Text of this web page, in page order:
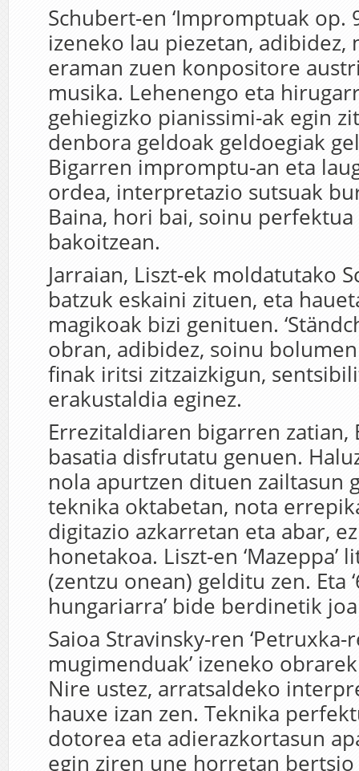
Schubert-en ‘Impromptuak op.
izeneko lau piezetan,
eraman zuen konpositore
musika. Lehenengo eta
gehiegizko pianissimi-ak egin
denbora geldoak geldoegiak
Bigarren impromptu-an eta
ordea, interpretazio sutsuak
Baina, hori bai, soinu
bakoitzean.
Jarraian, Liszt-ek moldatutako
batzuk eskaini zituen, eta
magikoak bizi genituen.
obran, adibidez, soinu
finak iritsi zitzaizkigun,
erakustaldia eginez.
Errezitaldiaren bigarren zatian,
basatia disfrutatu genuen.
nola apurtzen dituen zailtasun
teknika oktabetan, nota
digitazio azkarretan eta abar,
honetakoa. Liszt-en
(zentzu onean) gelditu zen. Eta
hungariarra’ bide berdinetik
Saioa Stravinsky-ren
mugimenduak’ izeneko
Nire ustez, arratsaldeko
hauxe izan zen. Teknika
dotorea eta adierazkortasun
egin ziren une horretan bertsio